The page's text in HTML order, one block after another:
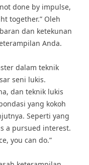
done by impulse,
together.” Oleh
dan ketekunan
Anda.
dalam teknik
seni lukis.
dan teknik lukis
yang kokoh
Seperti yang
a pursued interest.
you can do.”